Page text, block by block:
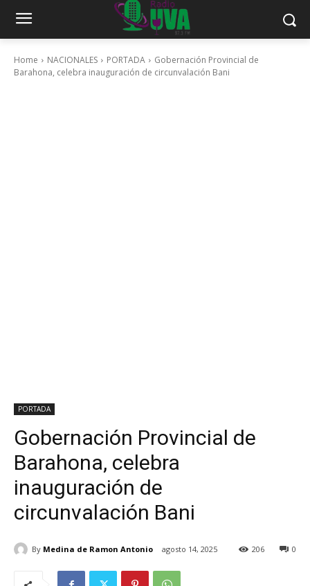
Home NACIONALES PORTADA
Gobernación Provincial de
Barahona, celebra inauguración de circunvalación Bani
PORTADA
Gobernación Provincial de
Barahona, celebra
inauguración de
circunvalación Bani
By Medina de Ramon Antonio agosto 14, 2025 0
206